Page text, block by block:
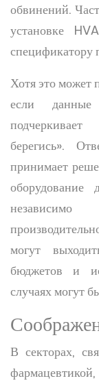
обвинений.
установке
спецификатору
Хотя это может
если данные
берегись».
принимает
могут
бюджетов и
случаях могут
В секторах,